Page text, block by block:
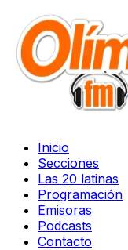
Inicio
Secciones
Las 20 latinas
Programación
Emisoras
Podcasts
Contacto